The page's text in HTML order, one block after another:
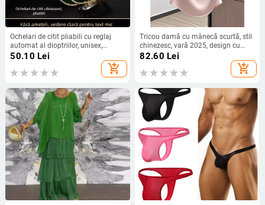
Ochelari de citit pliabili cu reglaj
automat al dioptriilor, unisex,
portabili, zoom inteligent, lentile HD
50.10 Lei
add_shopping_cart
Tricou damă cu mânecă scurtă, stil
chinezesc, vară 2025, design cu
funda și bretele, croială Slim, top
82.60 Lei
add_shopping_cart